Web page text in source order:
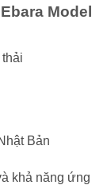
Model
Bản
khả năng ứng